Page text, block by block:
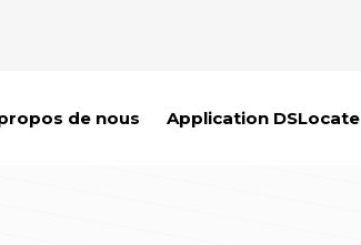
de nous Application DSLocate